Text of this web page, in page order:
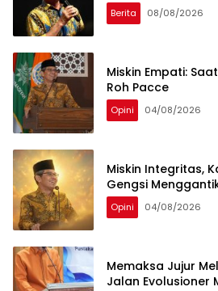
Berita 08/08/2026
Miskin Empati:
Roh Pacce
Opini 04/08/2026
Miskin Integritas,
Gengsi
Opini 04/08/2026
Memaksa Jujur
Jalan Evolusioner